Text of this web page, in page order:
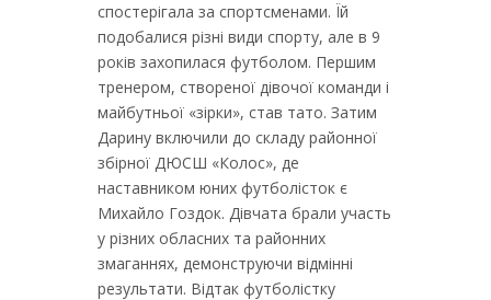
спостерігала за спортсменами. Їй
подобалися різні види спорту, але в 9
років захопилася футболом. Першим
тренером, створеної дівочої команди і
майбутньої «зірки», став тато. Затим
Дарину включили до складу районної
збірної ДЮСШ «Колос», де
наставником юних футболісток є
Михайло Гоздок. Дівчата брали участь
у різних обласних та районних
змаганнях, демонструючи відмінні
результати. Відтак футболістку